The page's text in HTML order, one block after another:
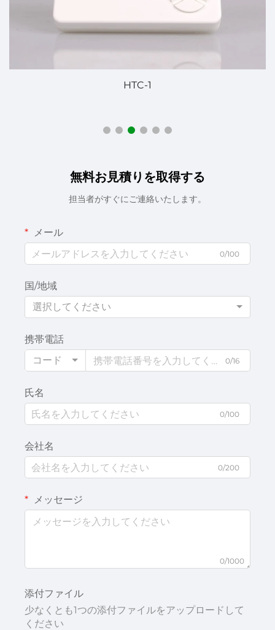
HTC-1
無料お見積りを取得する
担当者がすぐにご連絡いたします。
メール
0/100
国/地域
選択してください
携帯電話
コード
0/16
氏名
0/100
会社名
0/200
メッセージ
0/1000
添付ファイル
少なくとも1つの添付ファイルをアップロードして
ください